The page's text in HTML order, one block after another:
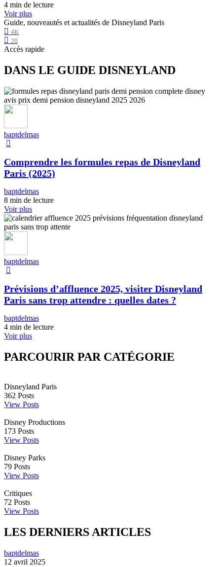
4 min de lecture
Voir plus
Guide, nouveautés et actualités de Disneyland Paris
4K
20
Accès rapide
DANS LE GUIDE DISNEYLAND
baptdelmas
Comprendre les formules repas de Disneyland
Paris (2025)
baptdelmas
8 min de lecture
Voir plus
baptdelmas
Prévisions d’affluence 2025, visiter Disneyland
Paris sans trop attendre : quelles dates ?
baptdelmas
4 min de lecture
Voir plus
PARCOURIR PAR CATÉGORIE
Disneyland Paris
362 Posts
View Posts
Disney Productions
173 Posts
View Posts
Disney Parks
79 Posts
View Posts
Critiques
72 Posts
View Posts
LES DERNIERS ARTICLES
baptdelmas
12 avril 2025